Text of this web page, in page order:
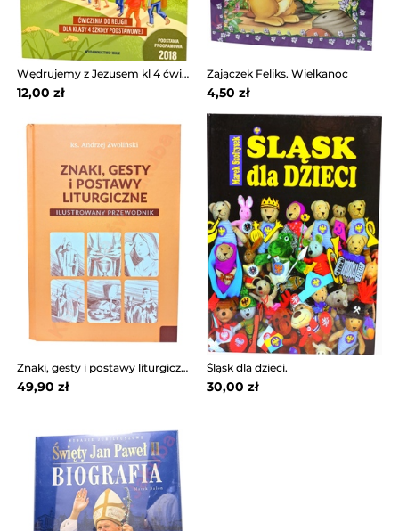
Wędrujemy z Jezusem kl 4 ćwiczenia WAM
12,00 zł
Zajączek Feliks. Wielkanoc
4,50 zł
Znaki, gesty i postawy liturgiczne
49,90 zł
Śląsk dla dzieci.
30,00 zł